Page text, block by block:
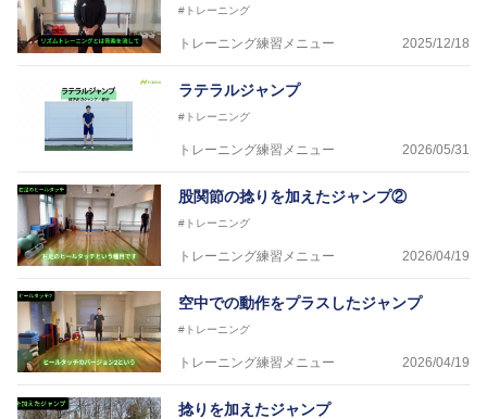
に講師を派遣するなど後進育成にも力を入れている。
「一人一人の健康な人生をサポートする」を企業理念
として掲げ、世の中の人々の『健康』をあらゆる方向
からサポートし、一人一人の「楽しく、豊かに、生き
生きと」生きる、そんな『健康な人生』をサポートし
ている。
#トレーニング
トレーニング練習メニュー 2025/12/18
ラテラルジャンプ
#トレーニング
トレーニング練習メニュー 2026/05/31
股関節の捻りを加えたジャンプ②
#トレーニング
トレーニング練習メニュー 2026/04/19
空中での動作をプラスしたジャンプ
#トレーニング
トレーニング練習メニュー 2026/04/19
捻りを加えたジャンプ